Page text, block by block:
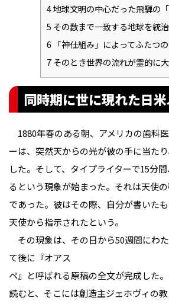
4地球文明の中心だった飛騨の「
5 その数まで一致する地球を統
6 「神仕組み」によってふたつ
7そのとき世界の流れが霊的に
同時期に世に現れた日
1880年春のある朝、アメリカの歯科
ーは、突然天からの光が彼の手に当た
した。そして、タイプライターで15分
るという現象が始まった。それは天使
であった。彼はその際、自分が書いた
天使から指示されたという。
その現象は、その日から50週間にわ
て後に『オアス
ペ』と呼ばれる原稿の全文が完成した
読むと、そこには創造主ジェホヴィの